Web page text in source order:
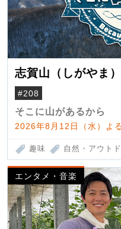
志賀山（しがやま
#208
そこに山があるから
2026年8月12日（水）よ
趣味 自然・アウト
エンタメ・音楽